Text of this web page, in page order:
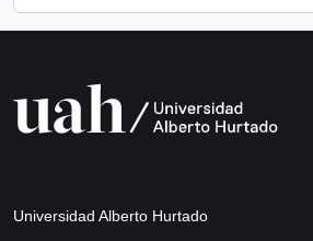
Universidad Alberto Hurtado